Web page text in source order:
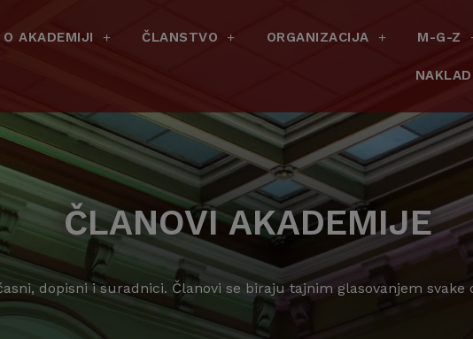
O AKADEMIJI ČLANSTVO ORGANIZACIJA M-G-Z
ČLANOVI AKADEMIJE
dopisni i suradnici. Članovi se biraju tajnim glasovanjem